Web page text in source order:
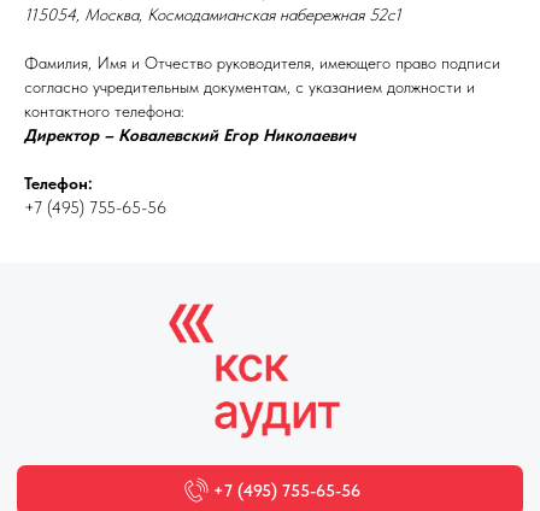
115054, Москва, Космодамианская набережная 52с1
Фамилия, Имя и Отчество руководителя, имеющего право подписи
согласно учредительным документам, с указанием должности и
контактного телефона:
Директор – Ковалевский Егор Николаевич
Телефон:
+7 (495) 755-65-56